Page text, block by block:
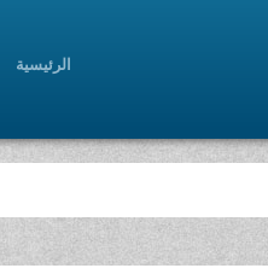
الرئيسية